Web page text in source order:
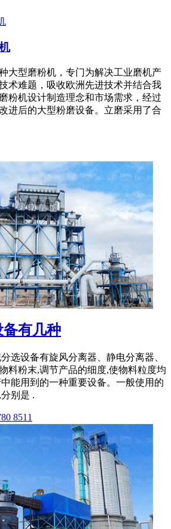
大型磨粉机，专门为解决工业磨机产
术难题，吸收欧洲先进技术并结合我
粉机设计制造理念和市场需求，经过
进后的大型粉磨设备。立磨采用了合
有几种
选设备有旋风分离器、静电分离器、
料粉末,调节产品的细度,使物料粒度均
能用到的一种重要设备。一般使用的
别是 .
8511